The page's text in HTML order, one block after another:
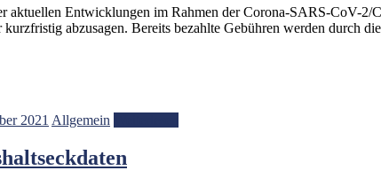
Entwicklungen im Rahmen der Corona-SARS-CoV-2/
abzusagen. Bereits bezahlte Gebühren werden durch
2021 Allgemein